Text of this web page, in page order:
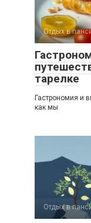
Отдых в
тарелке
Гастрономия и
как мы
Отдых в